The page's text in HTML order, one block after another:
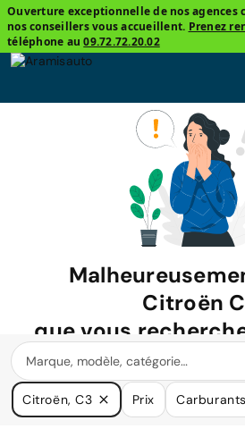
Ouverture exceptionnelle de nos agences
nos conseillers vous accueillent. Prenez
téléphone au09.72.72.20.02
Citroën
que vous
Nous avons de nombreuses voitures
à vos besoins.
Citroën, C3 Prix Carburants